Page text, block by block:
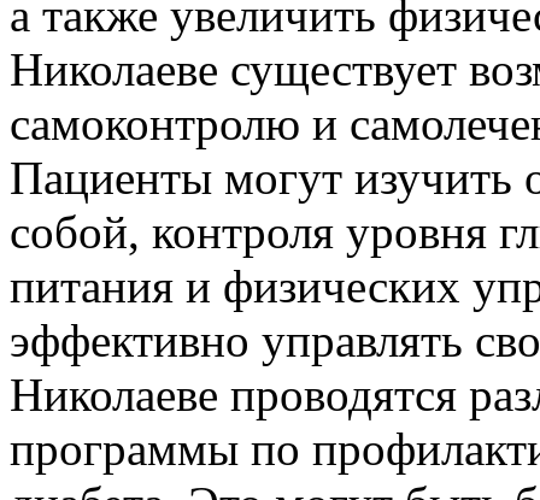
а также увеличить
Николаеве существует
самоконтролю и
Пациенты могут изучить
собой, контроля уровня
питания и физических
эффективно управлять
Николаеве проводятся
программы по